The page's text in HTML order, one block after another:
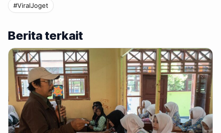
#ViralJoget
Berita terkait